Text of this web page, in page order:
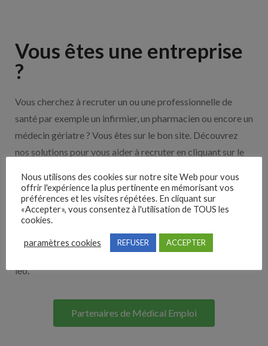
Vous êtes une entreprise
?
Vous cherchez à recruter un ou une professionnelle de
santé par exemple un infirmier, un pharmacien ou encore un
médecin gériatre ? Vous êtes sur le bon site. Découvrez
nos solutions pour vous aider à recruter en cliquant sur le
Nos solutions entreprises
Lorem ipsum dolor sit amet, consectetur adipiscing elit. Ut
elit tellus, luctus nec ullamcorper mattis, pulvinar dapibus
leo.
Partenaires de Médical Emploi
Nous utilisons des cookies sur notre site Web pour vous
offrir l'expérience la plus pertinente en mémorisant vos
préférences et les visites répétées. En cliquant sur
«Accepter», vous consentez à l'utilisation de TOUS les
cookies.
paramètres cookies REFUSER ACCEPTER